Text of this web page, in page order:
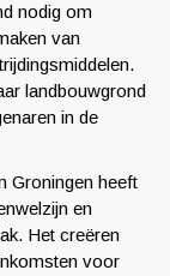
nodig om
van
landbouwgrond
in de
Groningen heeft
en
Het creëren
voor